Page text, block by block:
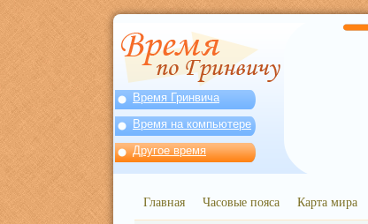
Время Гринвича
Время на компьютере
Другое время
Главная Часовые пояса Карта мира